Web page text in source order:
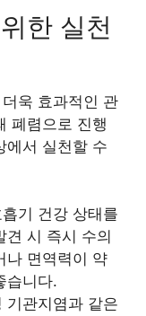
한 실천
욱 효과적인 관
폐렴으로 진행
에서 실천할 수
기 건강 상태를
견 시 즉시 수의
나 면역력이 약
습니다.
기관지염과 같은